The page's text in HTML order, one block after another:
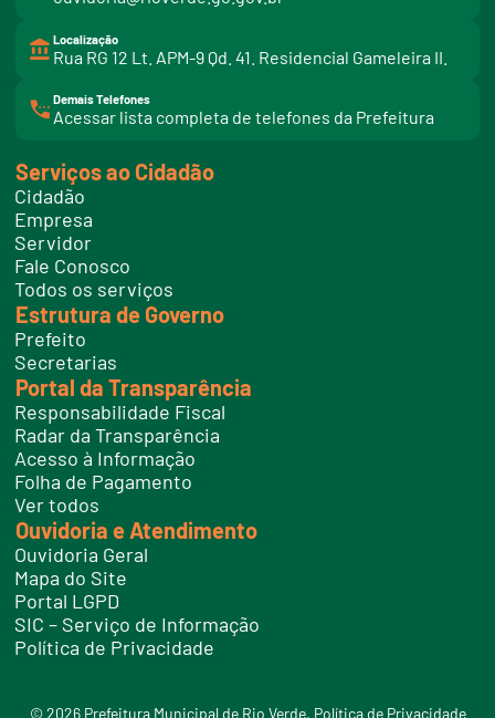
Localização
Rua RG 12 Lt. APM-9 Qd. 41. Residencial Gameleira II.
Demais Telefones
Acessar lista completa de telefones da Prefeitura
i
t
e
l
f
o
e
s
Serviços ao Cidadão
Cidadão
Empresa
Servidor
Fale Conosco
Todos os serviços
Estrutura de Governo
Prefeito
Secretarias
Portal da Transparência
Responsabilidade Fiscal
Radar da Transparência
Acesso à Informação
Folha de Pagamento
Ver todos
Ouvidoria e Atendimento
Ouvidoria Geral
Mapa do Site
Portal LGPD
SIC – Serviço de Informação
Política de Privacidade
© 2026 Prefeitura Municipal de Rio Verde. Política de Privacidade